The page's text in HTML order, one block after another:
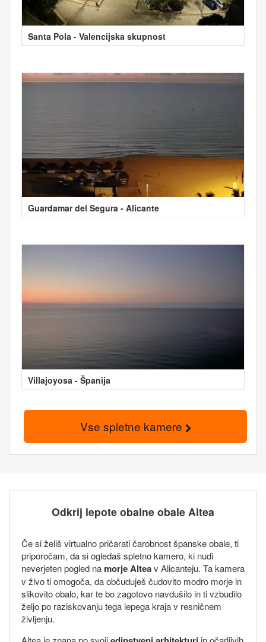
Santa Pola - Valencijska skupnost
Guardamar del Segura - Alicante
Villajoyosa - Španija
Vse spletne kamere
Odkrij lepote obalne obale Altea
Če si želiš virtualno pričarati čarobnost španske obale, ti
priporočam, da si ogledaš spletno kamero, ki nudi
neverjeten pogled na morje Alteav Alicanteju. Ta kamera
v živo ti omogoča, da občuduješ čudovito modro morje in
slikovito obalo, kar te bo zagotovo navdušilo in ti vzbudilo
željo po raziskovanju tega lepega kraja v resničnem
življenju.